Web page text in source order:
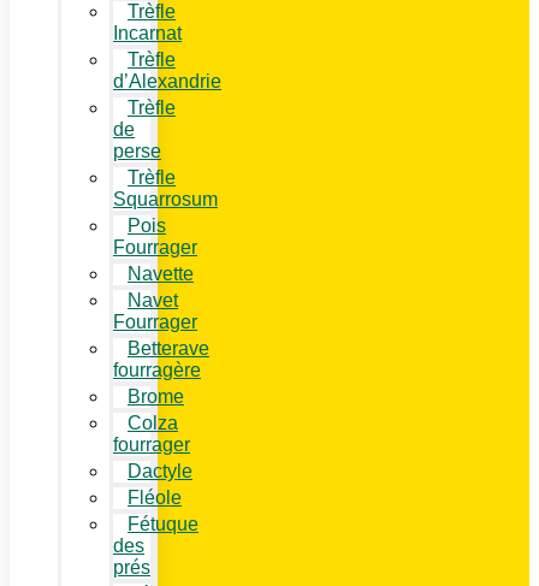
Trèfle
Incarnat
Trèfle
d’Alexandrie
Trèfle
de
perse
Trèfle
Squarrosum
Pois
Fourrager
Navette
Navet
Fourrager
Betterave
fourragère
Brome
Colza
fourrager
Dactyle
Fléole
Fétuque
des
prés